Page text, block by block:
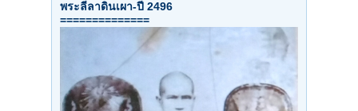
พระลีลาดินเผา-ปี 2496
==============